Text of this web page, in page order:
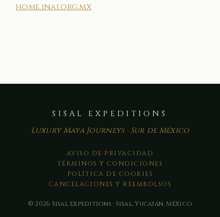
home.inai.org.mx
SISAL EXPEDITIONS
Luxury Maya Journeys · Sur de México
AVISO DE PRIVACIDAD
TÉRMINOS Y CONDICIONES
POLÍTICA DE COOKIES
CANCELACIONES Y REEMBOLSOS
© 2026 Sisal Expeditions · Sisal, Yucatán, México